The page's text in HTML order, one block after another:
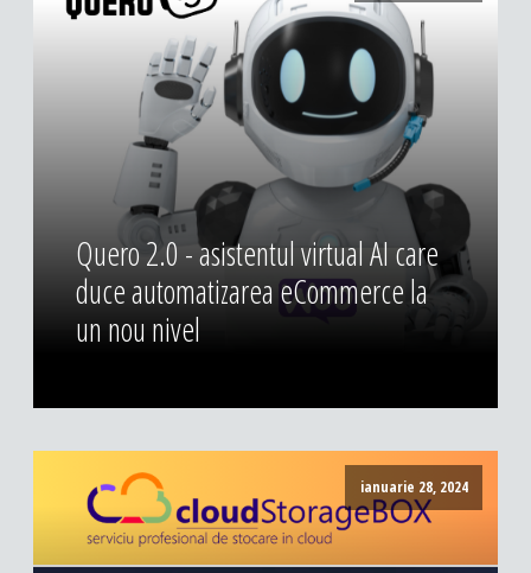
Quero 2.0 - asistentul virtual AI care
duce automatizarea eCommerce la
un nou nivel
ianuarie 28, 2024